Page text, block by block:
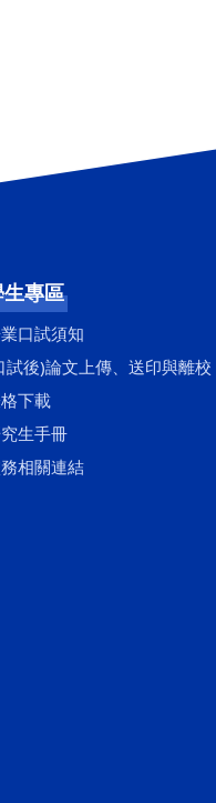
專區
口試須知
試後)論文上傳、送印與離校
下載
生手冊
相關連結